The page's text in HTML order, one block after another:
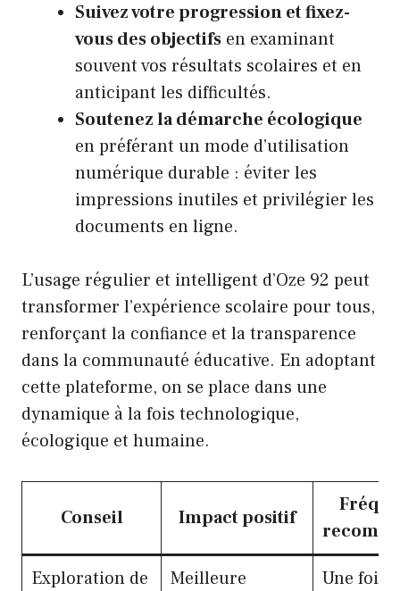
Suivez votre progression et fixez-
vous des objectifs en examinant
souvent vos résultats scolaires et en
anticipant les difficultés.
Soutenez la démarche écologique
en préférant un mode d’utilisation
numérique durable : éviter les
impressions inutiles et privilégier les
documents en ligne.
L’usage régulier et intelligent d’Oze 92 peut
transformer l’expérience scolaire pour tous,
renforçant la confiance et la transparence
dans la communauté éducative. En adoptant
cette plateforme, on se place dans une
dynamique à la fois technologique,
écologique et humaine.
Conseil Impact positif
Exploration de
Meilleure
Une fois à